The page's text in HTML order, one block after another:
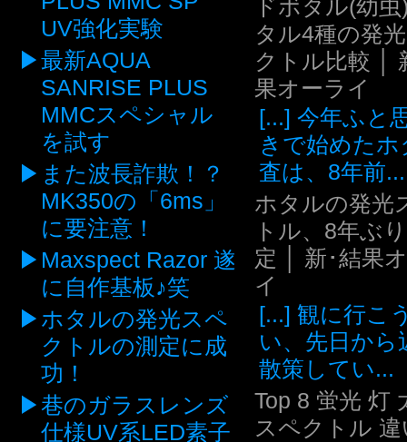
UV強化実験
最新AQUA
SANRISE PLUS
MMCスペシャル
を試す
また波長詐欺！？
MK350の「6ms」
に要注意！
Maxspect Razor 遂
に自作基板♪笑
ホタルの発光スペ
クトルの測定に成
功！
巷のガラスレンズ
仕様UV系LED素子
ドボタル(幼
タル4種の発
クトル比較 │
果オーライ
[...] 今年ふと
きで始めたホ
査は、8年前...
ホタルの発光
トル、8年ぶ
定 │ 新･結果
イ
[...] 観に行こ
い、先日から
散策してい...
Top 8 蛍光 灯
スペクトル 違